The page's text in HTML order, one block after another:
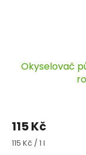
Okyselovač
115 Kč
Měrná
115 Kč / 1 l